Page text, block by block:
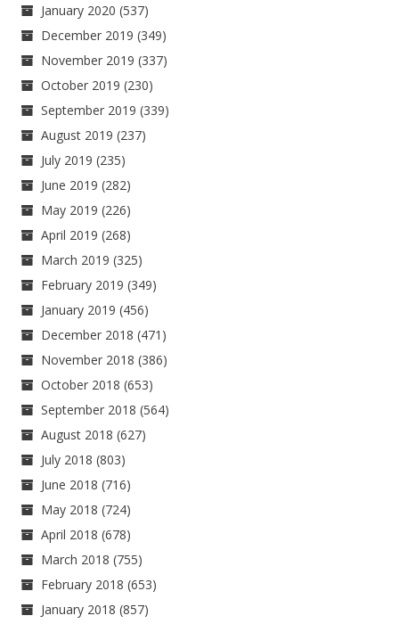
January 2020 (537)
December 2019 (349)
November 2019 (337)
October 2019 (230)
September 2019 (339)
August 2019 (237)
July 2019 (235)
June 2019 (282)
May 2019 (226)
April 2019 (268)
March 2019 (325)
February 2019 (349)
January 2019 (456)
December 2018 (471)
November 2018 (386)
October 2018 (653)
September 2018 (564)
August 2018 (627)
July 2018 (803)
June 2018 (716)
May 2018 (724)
April 2018 (678)
March 2018 (755)
February 2018 (653)
January 2018 (857)